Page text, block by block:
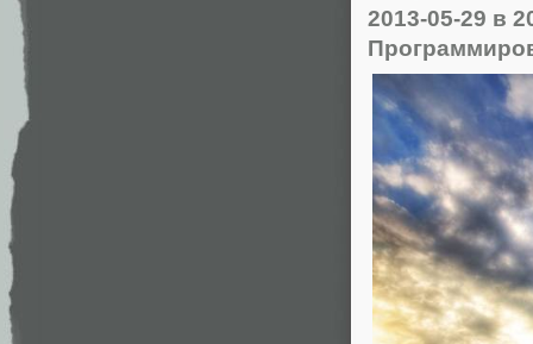
2013-05-29 в